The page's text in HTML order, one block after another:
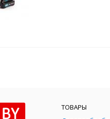
ТОВАРЫ